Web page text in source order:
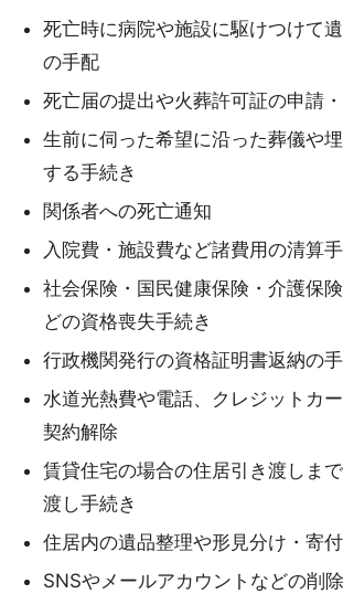
死亡時に病院や施設に駆けつけて
の手配
死亡届の提出や火葬許可証の申請
生前に伺った希望に沿った葬儀や
する手続き
関係者への死亡通知
入院費・施設費など諸費用の清算
社会保険・国民健康保険・介護保
どの資格喪失手続き
行政機関発行の資格証明書返納の
水道光熱費や電話、クレジットカ
契約解除
賃貸住宅の場合の住居引き渡しま
渡し手続き
住居内の遺品整理や形見分け・寄
SNSやメールアカウントなどの削除